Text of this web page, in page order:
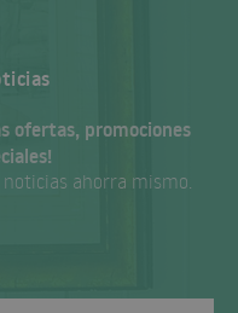
ofertas, promociones
ahorra mismo.